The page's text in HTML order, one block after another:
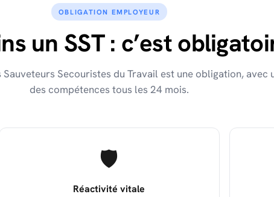
OBLIGATION EMPLOYEUR
un SST : c’est
Secouristes du Travail est une obligation, avec
des compétences tous les 24 mois.
🛡️
Réactivité vitale